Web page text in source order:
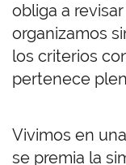
obliga a
organizamos
los criterios
pertenece
Vivimos en
se premia la